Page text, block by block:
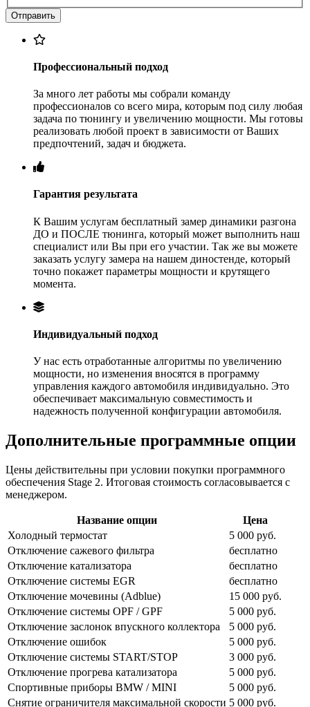
Профессиональный подход
За много лет работы мы собрали команду
профессионалов со всего мира, которым под силу любая
задача по тюнингу и увеличению мощности. Мы готовы
реализовать любой проект в зависимости от Ваших
предпочтений, задач и бюджета.
Гарантия результата
К Вашим услугам бесплатный замер динамики разгона
ДО и ПОСЛЕ тюнинга, который может выполнить наш
специалист или Вы при его участии. Так же вы можете
заказать услугу замера на нашем диностенде, который
точно покажет параметры мощности и крутящего
момента.
Индивидуальный подход
У нас есть отработанные алгоритмы по увеличению
мощности, но изменения вносятся в программу
управления каждого автомобиля индивидуально. Это
обеспечивает максимальную совместимость и
надежность полученной конфигурации автомобиля.
Дополнительные программные опции
Цены действительны при условии покупки программного
обеспечения Stage 2. Итоговая стоимость согласовывается с
менеджером.
Название опции
Цена
Холодный термостат
5 000 руб.
Отключение сажевого фильтра
бесплатно
Отключение катализатора
бесплатно
Отключение системы EGR
бесплатно
Отключение мочевины (Adblue)
15 000 руб.
Отключение системы OPF / GPF
5 000 руб.
Отключение заслонок впускного коллектора
5 000 руб.
Отключение ошибок
5 000 руб.
Отключение системы START/STOP
3 000 руб.
Отключение прогрева катализатора
5 000 руб.
Спортивные приборы BMW / MINI
5 000 руб.
Снятие ограничителя максимальной скорости 5 000 руб.